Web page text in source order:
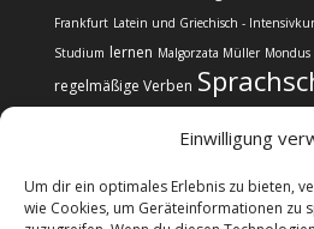
Einwilligung
Um dir ein optimales Erlebnis zu bieten,
wie Cookies, um Geräteinformationen zu
Frankfurt Latein und Griechisch -
Studium lernen Malgorzata Müller Mondus
regelmäßige Verben